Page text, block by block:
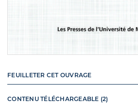
FEUILLETER CET OUVRAGE
CONTENU TÉLÉCHARGEABLE (2)